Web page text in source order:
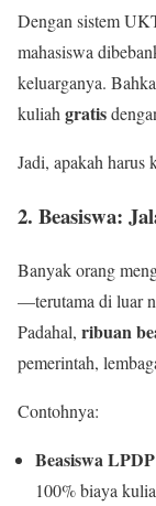
Dengan sistem
mahasiswa
keluarganya.
kuliahgratis
Jadi, apakah harus
2. Beasiswa:
Banyak orang
—terutama di luar
Padahal, ribuan
pemerintah,
Contohnya:
Beasiswa LPDP
100% biaya